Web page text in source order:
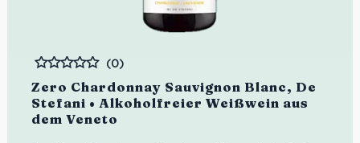
Zero Chardonnay Sauvignon Blanc, De
Stefani • Alkoholfreier Weißwein aus
dem Veneto
Bewertet
(0)